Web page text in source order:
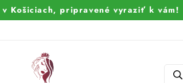
Košiciach, pripravené vyraziť k vám!